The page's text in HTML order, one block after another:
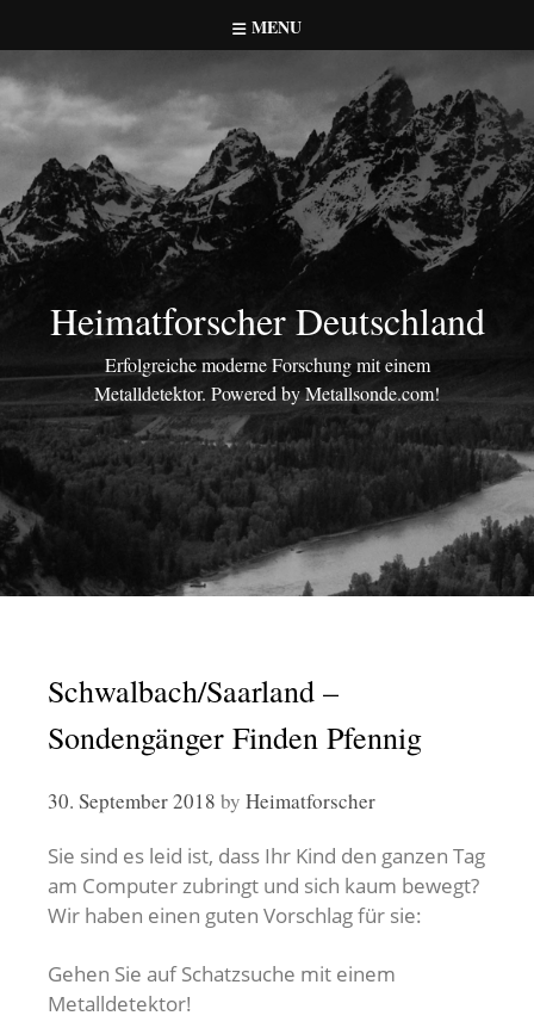
to
content
MENU
Heimatforscher Deutschland
Erfolgreiche moderne Forschung mit einem
Metalldetektor. Powered by Metallsonde.com!
Schwalbach/Saarland –
Sondengänger Finden Pfennig
30. September 2018 by Heimatforscher
Sie sind es leid ist, dass Ihr Kind den ganzen Tag
am Computer zubringt und sich kaum bewegt?
Wir haben einen guten Vorschlag für sie:
Gehen Sie auf Schatzsuche mit einem
Metalldetektor!